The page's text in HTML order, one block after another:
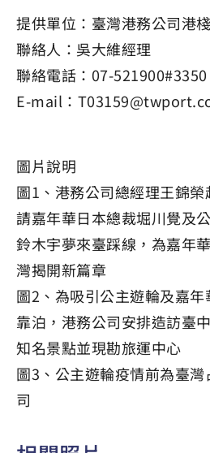
提供單位：臺灣港務公司港
聯絡人：吳大維經理
聯絡電話：07-521900#3350
E-mail：
圖片說明
圖1、港務公司總經理王錦
請嘉年華日本總裁堀川覺及
鈴木宇夢來臺踩線，為嘉年
灣揭開新篇章
圖2、為吸引公主遊輪及嘉
靠泊，港務公司安排造訪臺
知名景點並現勘旅運中心
圖3、公主遊輪疫情前為臺
司